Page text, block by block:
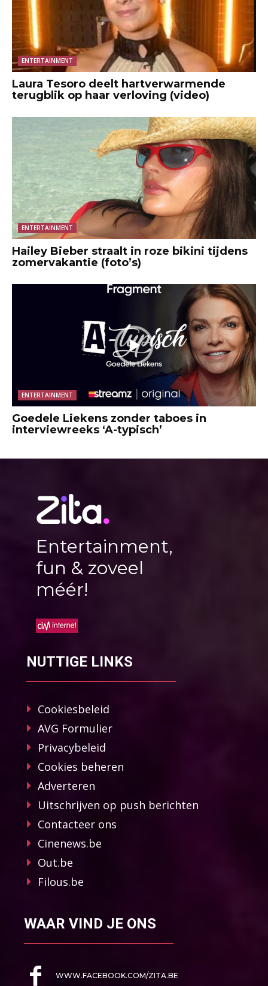
ENTERTAINMENT
Laura Tesoro deelt hartverwarmende
terugblik op haar verloving (video)
ENTERTAINMENT
Hailey Bieber straalt in roze bikini tijdens
zomervakantie (foto’s)
ENTERTAINMENT
Goedele Liekens zonder taboes in
interviewreeks ‘A-typisch’
Entertainment,
fun & zoveel
méér!
NUTTIGE LINKS
Cookiesbeleid
AVG Formulier
Privacybeleid
Cookies beheren
Adverteren
Uitschrijven op push berichten
Contacteer ons
Cinenews.be
Out.be
Filous.be
WAAR VIND JE ONS
WWW.FACEBOOK.COM/ZITA.BE